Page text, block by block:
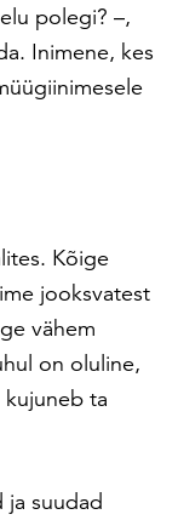
polegi? –,
Inimene, kes
Kõige
jooksvatest
vähem
on oluline,
ta
ja suudad